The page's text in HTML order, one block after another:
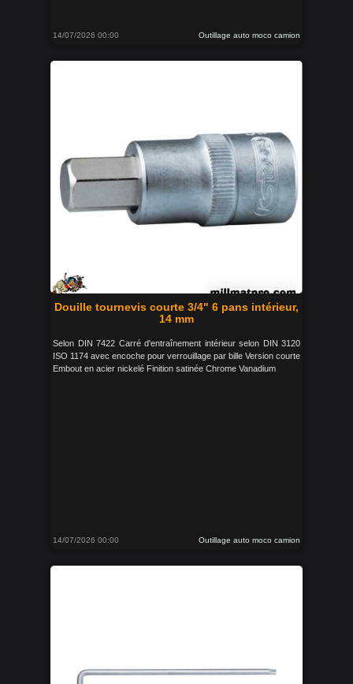
14/07/2026 00:00 Outillage auto moco camion
Douille tournevis courte 3/4" 6 pans intérieur,
14 mm
Selon DIN 7422 Carré d'entraînement intérieur selon DIN 3120
ISO 1174 avec encoche pour verrouillage par bille Version courte
Embout en acier nickelé Finition satinée Chrome Vanadium
14/07/2026 00:00 Outillage auto moco camion